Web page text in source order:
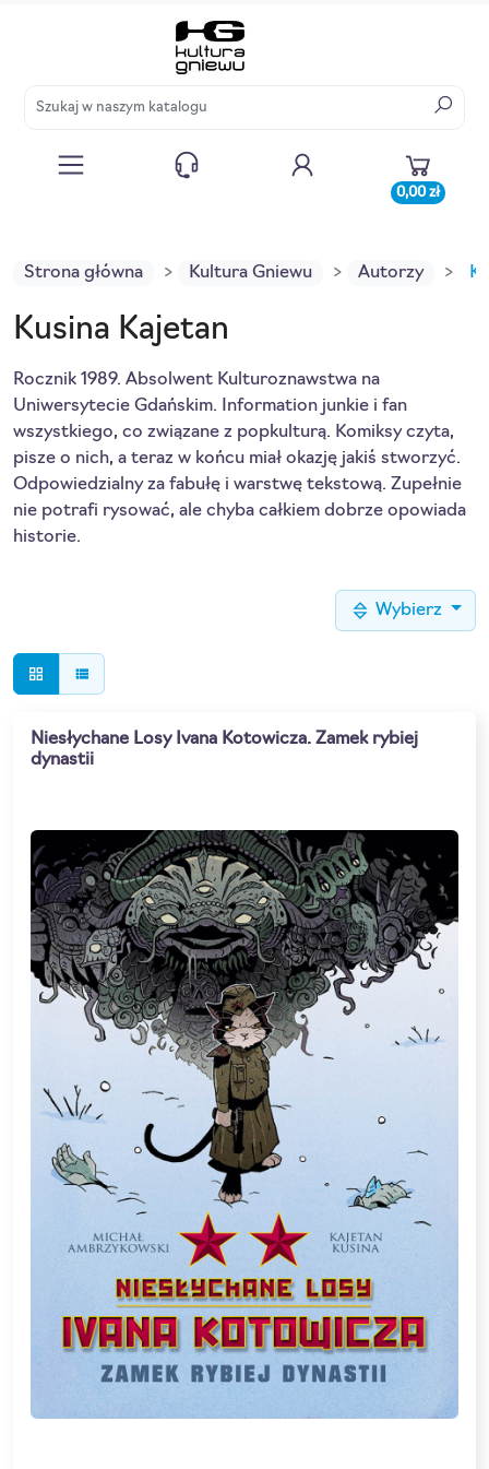
0,00 zł
Strona główna Kultura Gniewu Autorzy
Kusina Kajetan
Rocznik 1989. Absolwent Kulturoznawstwa na
Uniwersytecie Gdańskim. Information junkie i fan
wszystkiego, co związane z popkulturą. Komiksy czyta,
pisze o nich, a teraz w końcu miał okazję jakiś stworzyć.
Odpowiedzialny za fabułę i warstwę tekstową. Zupełnie
nie potrafi rysować, ale chyba całkiem dobrze opowiada
historie.
Wybierz
grid_view view_list
Niesłychane Losy Ivana Kotowicza. Zamek rybiej
dynastii